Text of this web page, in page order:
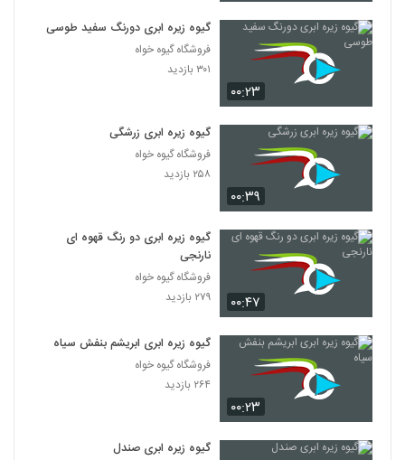
۰۰:۲۳
گیوه زیره ابری دورنگ سفید طوسی
فروشگاه گیوه خواه
۳۰۱ بازدید
۰۰:۳۹
گیوه زیره ابری زرشگی
فروشگاه گیوه خواه
۲۵۸ بازدید
۰۰:۴۷
گیوه زیره ابری دو رنگ قهوه ای
نارنجی
فروشگاه گیوه خواه
۲۷۹ بازدید
۰۰:۲۳
گیوه زیره ابری ابریشم بنفش سیاه
فروشگاه گیوه خواه
۲۶۴ بازدید
گیوه زیره ابری صندل